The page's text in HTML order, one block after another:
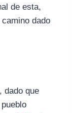
de esta,
dado
dado que